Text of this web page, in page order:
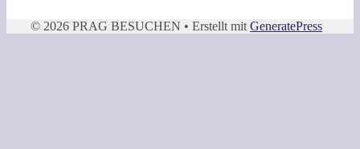
© 2026 PRAG BESUCHEN • Erstellt mit GeneratePress